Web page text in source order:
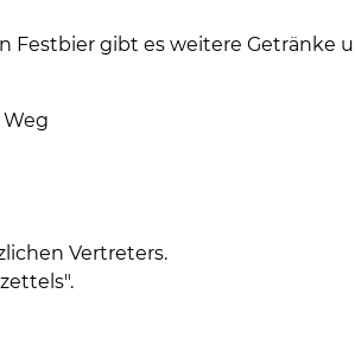
gibt es weitere Getränke
Vertreters.